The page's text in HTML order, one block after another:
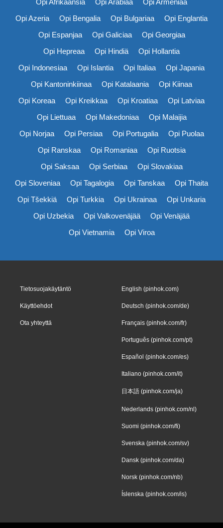
Opi Afrikaansia Opi Arabiaa
Opi Armeniaa
Opi Azeria
Opi Bengalia Opi Bulgariaa
Opi Englantia
Opi Espanjaa
Opi Galiciaa
Opi Georgiaa
Opi Hepreaa
Opi Hindiä
Opi Hollantia
Opi Indonesiaa
Opi Islantia Opi Italiaa
Opi Japania
Opi Kantoninkiinaa
Opi Katalaania
Opi Kiinaa
Opi Koreaa
Opi Kreikkaa Opi Kroatiaa
Opi Latviaa
Opi Liettuaa
Opi Makedoniaa
Opi Malaijia
Opi Norjaa
Opi Persiaa Opi Portugalia
Opi Puolaa
Opi Ranskaa
Opi Romaniaa
Opi Ruotsia
Opi Saksaa
Opi Serbiaa
Opi Slovakiaa
Opi Sloveniaa
Opi Tagalogia Opi Tanskaa
Opi Thaita
Opi Tšekkiä
Opi Turkkia Opi Ukrainaa
Opi Unkaria
Opi Uzbekia
Opi Valkovenäjää
Opi Venäjää
Opi Vietnamia
Opi Viroa
Tietosuojakäytäntö
Käyttöehdot
Ota yhteyttä
English (pinhok.com)
Deutsch (pinhok.com/de)
Français (pinhok.com/fr)
Português (pinhok.com/pt)
Español (pinhok.com/es)
Italiano (pinhok.com/it)
日本語 (pinhok.com/ja)
Nederlands (pinhok.com/nl)
Suomi (pinhok.com/fi)
Svenska (pinhok.com/sv)
Dansk (pinhok.com/da)
Norsk (pinhok.com/nb)
Íslenska (pinhok.com/is)